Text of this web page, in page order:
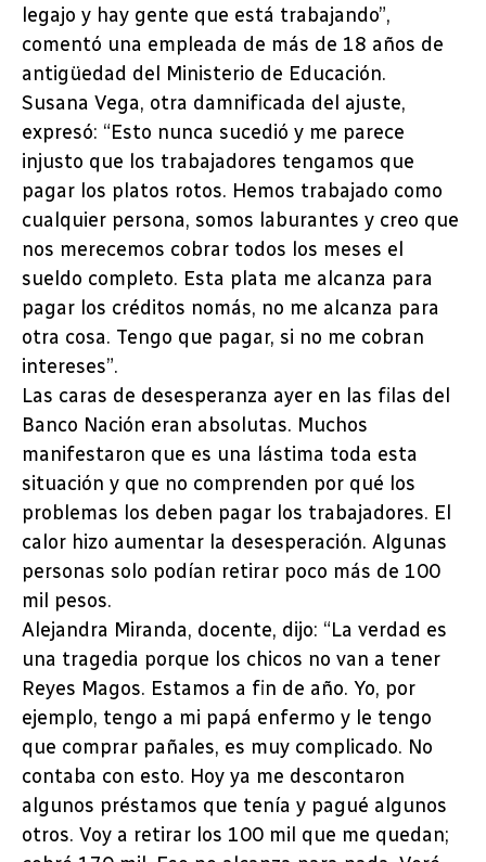
legajo y hay gente que está trabajando”,
comentó una empleada de más de 18 años de
antigüedad del Ministerio de Educación.
Susana Vega, otra damnificada del ajuste,
expresó: “Esto nunca sucedió y me parece
injusto que los trabajadores tengamos que
pagar los platos rotos. Hemos trabajado como
cualquier persona, somos laburantes y creo que
nos merecemos cobrar todos los meses el
sueldo completo. Esta plata me alcanza para
pagar los créditos nomás, no me alcanza para
otra cosa. Tengo que pagar, si no me cobran
intereses”.
Las caras de desesperanza ayer en las filas del
Banco Nación eran absolutas. Muchos
manifestaron que es una lástima toda esta
situación y que no comprenden por qué los
problemas los deben pagar los trabajadores. El
calor hizo aumentar la desesperación. Algunas
personas solo podían retirar poco más de 100
mil pesos.
Alejandra Miranda, docente, dijo: “La verdad es
una tragedia porque los chicos no van a tener
Reyes Magos. Estamos a fin de año. Yo, por
ejemplo, tengo a mi papá enfermo y le tengo
que comprar pañales, es muy complicado. No
contaba con esto. Hoy ya me descontaron
algunos préstamos que tenía y pagué algunos
otros. Voy a retirar los 100 mil que me quedan;